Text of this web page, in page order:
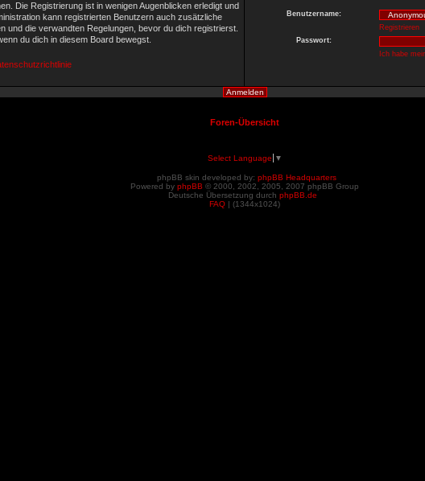
Die Registrierung ist in wenigen Augenblicken erledigt und
kann registrierten Benutzern auch zusätzliche
und die verwandten Regelungen, bevor du dich registrierst.
du dich in diesem Board bewegst.
Benutzername:
Registrieren
Passwort:
Ich habe
Foren-Übersicht
Select Language ▼
phpBB skin developed by: phpBB Headquarters
Powered by phpBB © 2000, 2002, 2005, 2007 phpBB Group
Deutsche Übersetzung durch phpBB.de
FAQ | (1344x1024)